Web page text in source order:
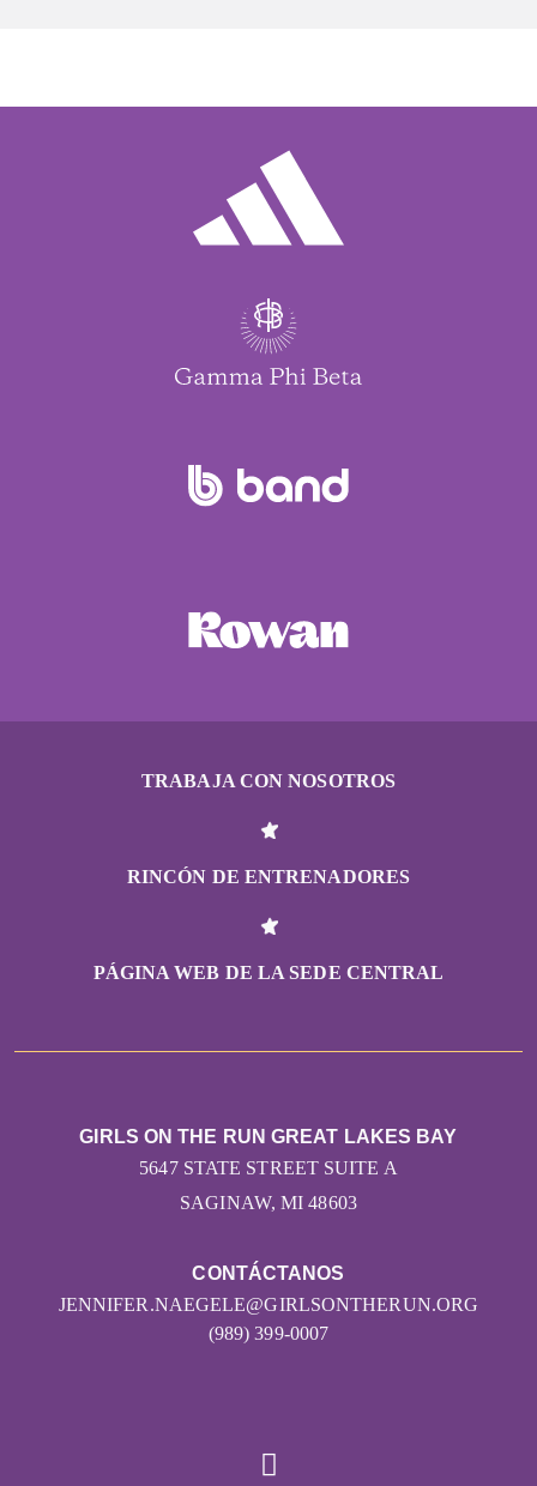
TRABAJA CON NOSOTROS
RINCÓN DE ENTRENADORES
PÁGINA WEB DE LA SEDE CENTRAL
CONTÁCTANOS
JENNIFER.NAEGELE@GIRLSONTHERUN.ORG
(989) 399-0007
GIRLS ON THE RUN GREAT LAKES BAY
5647 STATE STREET SUITE A
SAGINAW, MI 48603